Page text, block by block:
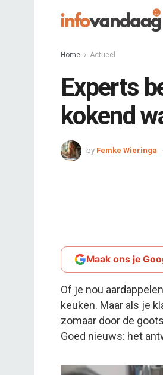
Home Actueel
Experts
kokend
by Femke Wieringa
Maak ons je
Of je nou
keuken. Maar als je
zomaar door de
Goed nieuws: het